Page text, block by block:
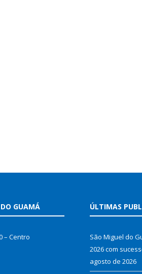
GUAMÁ
– Centro
ÚLTIMAS
São Miguel do
2026 com
agosto de 2026